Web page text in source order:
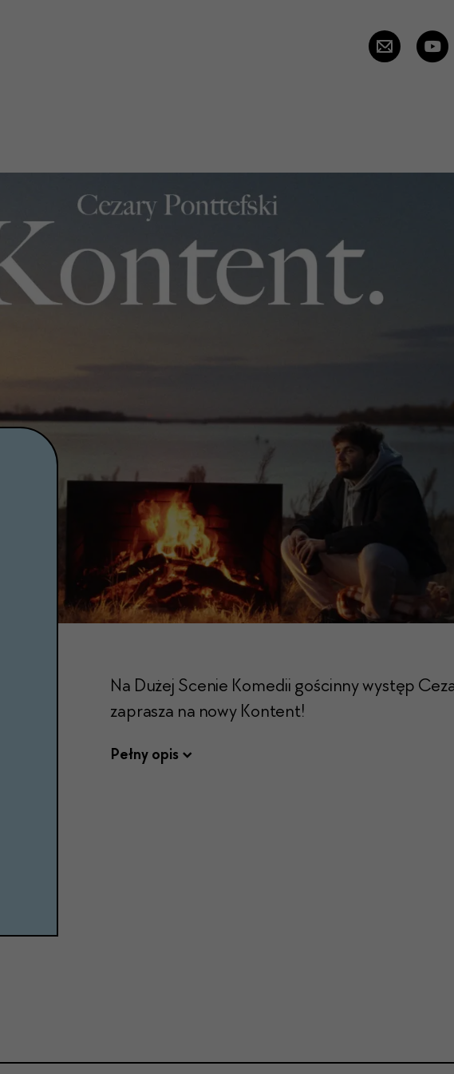
Na Dużej Scenie Komedii gościnny występ
zaprasza na nowy Kontent!
Pełny opis